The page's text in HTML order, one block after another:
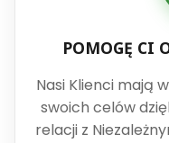
POMOGĘ CI
Nasi Klienci mają
swoich celów
relacji z